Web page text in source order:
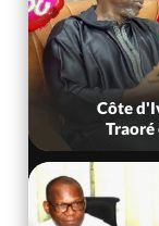
Côte
Traoré